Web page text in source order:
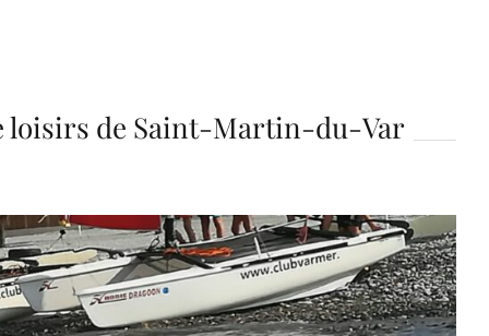
loisirs de Saint-Martin-du-Var